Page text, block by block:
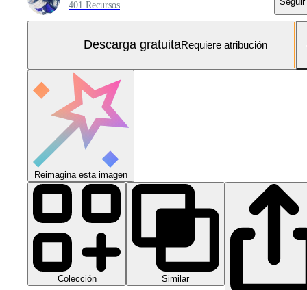
401 Recursos
Descarga gratuitaRequiere atribución
Reimagina esta imagen
Colección Similar